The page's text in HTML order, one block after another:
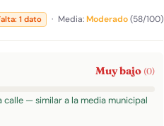
1 dato · Media:Moderado(58/100)
Muy bajo (0)
calle — similar a la media municipal